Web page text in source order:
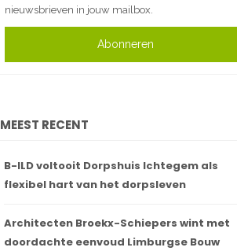
nieuwsbrieven in jouw mailbox.
Abonneren
MEEST RECENT
B-ILD voltooit Dorpshuis Ichtegem als
flexibel hart van het dorpsleven
Architecten Broekx-Schiepers wint met
doordachte eenvoud Limburgse Bouw